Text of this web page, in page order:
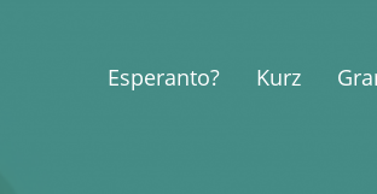
Esperanto? Kurz